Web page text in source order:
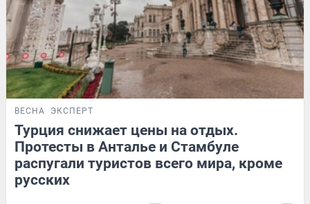
ВЕСНА ЭКСПЕРТ
Турция снижает цены на отдых.
Протесты в Анталье и Стамбуле
распугали туристов всего мира, кроме
русских